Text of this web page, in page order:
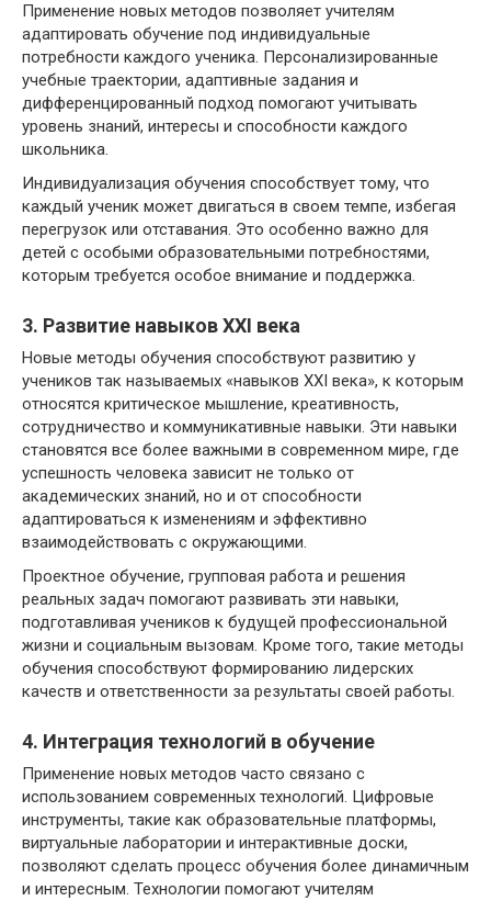
Применение новых методов позволяет учителям
адаптировать обучение под индивидуальные
потребности каждого ученика. Персонализированные
учебные траектории, адаптивные задания и
дифференцированный подход помогают учитывать
уровень знаний, интересы и способности каждого
школьника.
Индивидуализация обучения способствует тому, что
каждый ученик может двигаться в своем темпе, избегая
перегрузок или отставания. Это особенно важно для
детей с особыми образовательными потребностями,
которым требуется особое внимание и поддержка.
3. Развитие навыков XXI века
Новые методы обучения способствуют развитию у
учеников так называемых «навыков XXI века», к которым
относятся критическое мышление, креативность,
сотрудничество и коммуникативные навыки. Эти навыки
становятся все более важными в современном мире, где
успешность человека зависит не только от
академических знаний, но и от способности
адаптироваться к изменениям и эффективно
взаимодействовать с окружающими.
Проектное обучение, групповая работа и решения
реальных задач помогают развивать эти навыки,
подготавливая учеников к будущей профессиональной
жизни и социальным вызовам. Кроме того, такие методы
обучения способствуют формированию лидерских
качеств и ответственности за результаты своей работы.
4. Интеграция технологий в обучение
Применение новых методов часто связано с
использованием современных технологий. Цифровые
инструменты, такие как образовательные платформы,
виртуальные лаборатории и интерактивные доски,
позволяют сделать процесс обучения более динамичным
и интересным. Технологии помогают учителям